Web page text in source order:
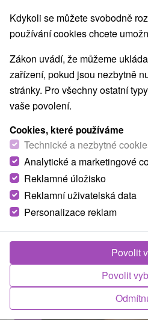
Nejprodávanější
1.
Beauty pobyt - vše pro
zážitek a pohodu
Hotel Most Slávy★
Odbourejte stres a nalaďte
dny hýčkání, po kterých
Kdykoli se můžete svobodně
používání cookies chcete
Zákon uvádí, že můžeme
zařízení, pokud jsou nezbytně
stránky. Pro všechny ostatní
vaše povolení.
Cookies, které používáme
Technické a nezbytné
Analytické a marketingové
Reklamné úložisko
Reklamní uživatelská data
Personalizace reklam
Povolit
Povolit